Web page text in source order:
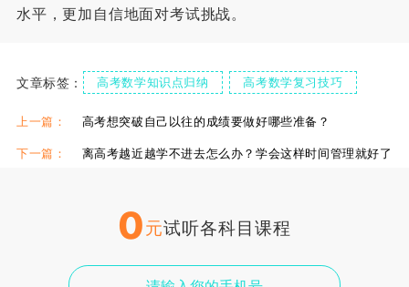
水平，更加自信地面对考试挑战。
文章标签： 高考数学知识点归纳 高考数学复习技巧
上一篇： 高考想突破自己以往的成绩要做好哪些准备？
下一篇： 离高考越近越学不进去怎么办？学会这样时间管理就好了
0元试听各科目课程